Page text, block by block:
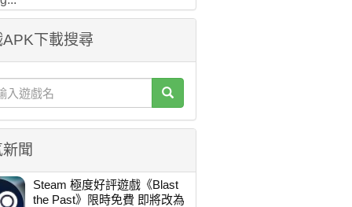
下載搜尋
聞
Steam 極度好評遊戲《Blast
the Past》限時免費 即將改為